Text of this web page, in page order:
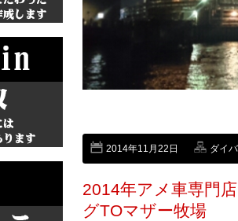
2014年11月22日 ダイ
2014年アメ車専門
グTOマザー牧場